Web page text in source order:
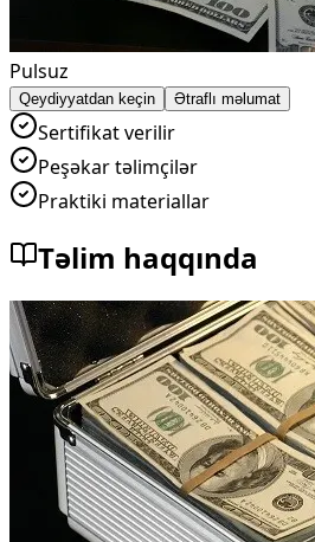
Pulsuz
Qeydiyyatdan keçin Ətraflı məlumat
Sertifikat verilir
Peşəkar təlimçilər
Praktiki materiallar
Təlim haqqında